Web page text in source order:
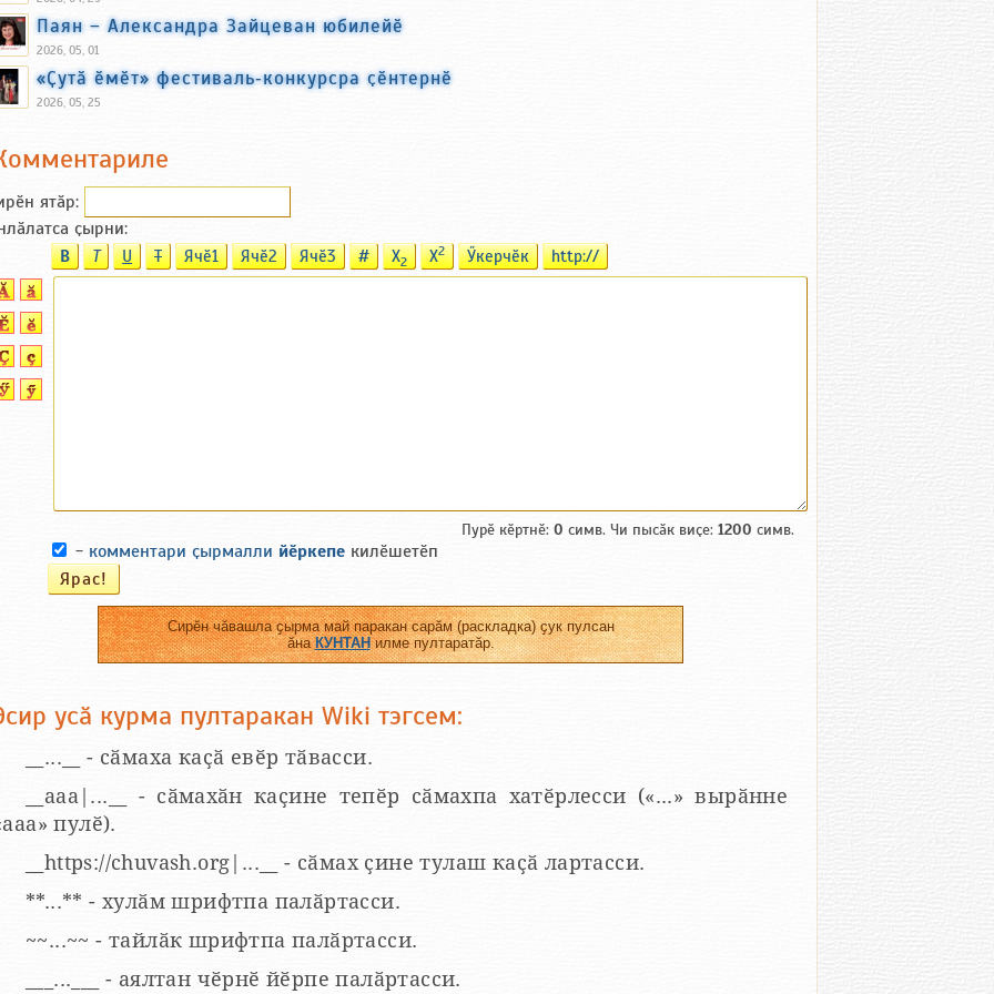
Паян – Александра Зайцеван юбилейӗ
2026, 05, 01
«Ҫутӑ ӗмӗт» фестиваль‑конкурсра ҫӗнтернӗ
2026, 05, 25
ятӑp:
ҫырни:
B T U T Ячӗ1 Ячӗ2 Ячӗ3 # X2 X2 Ӳкерчӗк http://
Пурӗ кӗртнӗ: 0 симв. Чи пысӑк виҫе: 1200 симв.
- комментари ҫырмалли йӗркепе килӗшетӗп
Сирӗн чӑвашла ҫырма май паракан сарӑм (раскладка) ҫук пулсан
ӑнаКУНТАНилме пултаратӑр.
усӑ курма пултаракан Wiki тэгсем:
__...__ - сӑмаха каҫӑ евӗр тӑвасси.
__aaa|...__ - сӑмахӑн каҫине тепӗр сӑмахпа хатӗрлесси («...» вырӑнне
пулӗ).
__https://chuvash.org|...__ - сӑмах ҫине тулаш каҫӑ лартасси.
**...** - хулӑм шрифтпа палӑртасси.
~~...~~ - тайлӑк шрифтпа палӑртасси.
___...___ - аялтан чӗрнӗ йӗрпе палӑртасси.